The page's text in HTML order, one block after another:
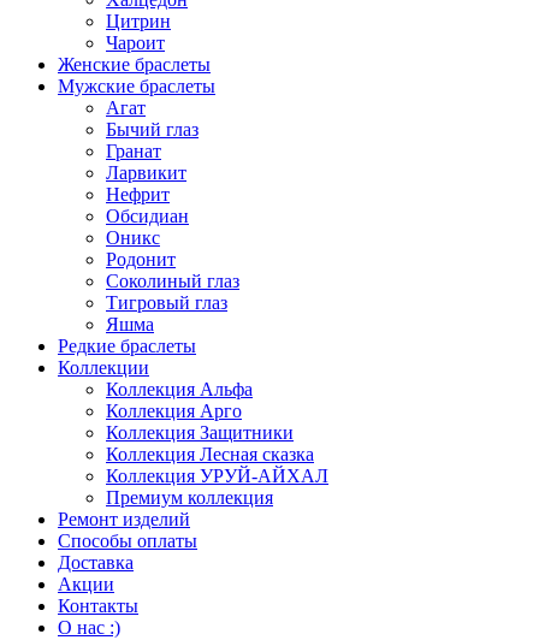
Цитрин
Чароит
Женские браслеты
Мужские браслеты
Агат
Бычий глаз
Гранат
Ларвикит
Нефрит
Обсидиан
Оникс
Родонит
Соколиный глаз
Тигровый глаз
Яшма
Редкие браслеты
Коллекции
Коллекция Альфа
Коллекция Арго
Коллекция Защитники
Коллекция Лесная сказка
Коллекция УРУЙ-АЙХАЛ
Премиум коллекция
Ремонт изделий
Способы оплаты
Доставка
Акции
Контакты
О нас :)